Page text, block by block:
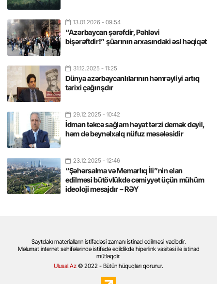
13.01.2026 - 09:54
“Azərbaycan şərəfdir, Pəhləvi
bişərəftdir!” şüarının arxasındaki əsl həqiqət
31.12.2025 - 11:25
Dünya azərbaycanlılarının həmrəyliyi artıq
tarixi çağırışdır
29.12.2025 - 10:42
İdman təkcə sağlam həyat tərzi demək deyil,
həm də beynəlxalq nüfuz məsələsidir
23.12.2025 - 12:46
“Şəhərsalma və Memarlıq İli”nin elan
edilməsi bütövlükdə cəmiyyət üçün mühüm
ideoloji mesajdır – RƏY
Saytdakı materialların istifadəsi zamanı istinad edilməsi vacibdir.
Məlumat internet səhifələrində istifadə edildikdə hiperlink vasitəsi ilə istinad
mütləqdir.
Ulusal.Az © 2022 - Bütün hüquqları qorunur.